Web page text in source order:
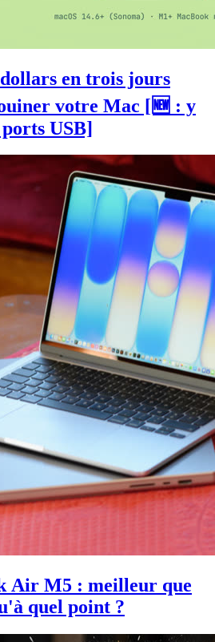
en trois jours
votre Mac [🆕 : y
USB]
Air M5 : meilleur que
quel point ?